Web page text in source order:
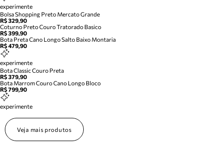
experimente
Bolsa Shopping Preto Mercato Grande
R$ 329,90
Coturno Preto Couro Tratorado Basico
R$ 399,90
Bota Preta Cano Longo Salto Baixo Montaria
R$ 479,90
experimente
Bota Classic Couro Preta
R$ 379,90
Bota Marrom Couro Cano Longo Bloco
R$ 799,90
experimente
Veja mais produtos